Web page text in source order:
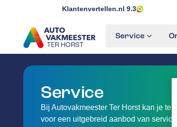
Klantenvertellen.nl 9.3
TER HORST
GA NAAR DE HOMEPAGINA
Service
Service
Bij Autovakmeester Ter Horst kan je
voor een uitgebreid aanbod van